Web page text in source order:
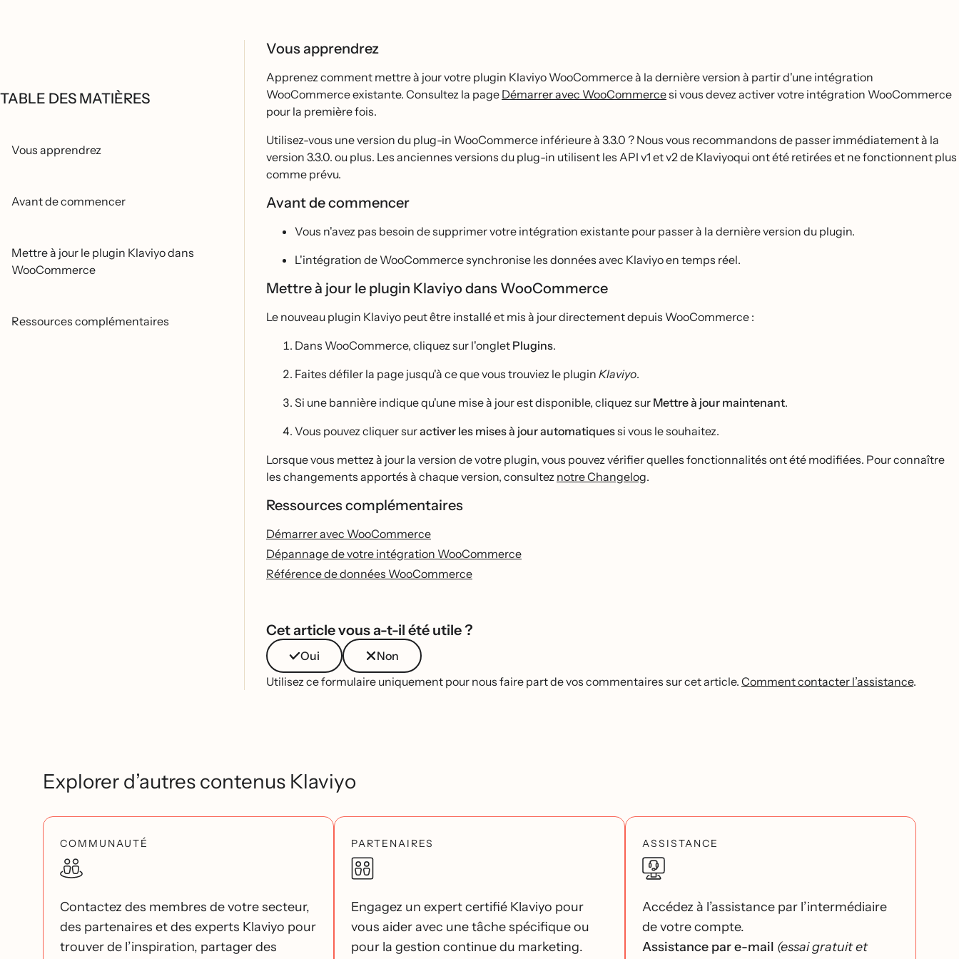
TABLE DES MATIÈRES
Vous apprendrez
Avant de commencer
Mettre à jour le plugin Klaviyo dans
WooCommerce
Ressources complémentaires
Vous apprendrez
Apprenez comment mettre à jour votre plugin Klaviyo WooCommerce à la dernière version à partir d'une intégration
WooCommerce existante. Consultez la page Démarrer avec WooCommercesi vous devez activer votre intégration WooCommerce
pour la première fois.
Utilisez-vous une version du plug-in WooCommerce inférieure à 3.3.0 ? Nous vous recommandons de passer immédiatement à la
version 3.3.0. ou plus. Les anciennes versions du plug-in utilisent les API v1 et v2 de Klaviyoqui ont été retirées et ne fonctionnent plus
comme prévu.
Avant de commencer
Vous n'avez pas besoin de supprimer votre intégration existante pour passer à la dernière version du plugin.
L'intégration de WooCommerce synchronise les données avec Klaviyo en temps réel.
Mettre à jour le plugin Klaviyo dans WooCommerce
Le nouveau plugin Klaviyo peut être installé et mis à jour directement depuis WooCommerce :
Dans WooCommerce, cliquez sur l'onglet Plugins.
Faites défiler la page jusqu'à ce que vous trouviez le plugin Klaviyo.
Si une bannière indique qu'une mise à jour est disponible, cliquez sur Mettre à jour maintenant.
Vous pouvez cliquer suractiver les mises à jour automatiquessi vous le souhaitez.
Lorsque vous mettez à jour la version de votre plugin, vous pouvez vérifier quelles fonctionnalités ont été modifiées. Pour connaître
les changements apportés à chaque version, consultez notre Changelog.
Ressources complémentaires
Démarrer avec WooCommerce
Dépannage de votre intégration WooCommerce
Référence de données WooCommerce
Cet article vous a-t-il été utile ?
Oui
Non
Utilisez ce formulaire uniquement pour nous faire part de vos commentaires sur cet article. Comment contacter l’assistance.
Explorer d’autres contenus Klaviyo
COMMUNAUTÉ
Contactez des membres de votre secteur,
des partenaires et des experts Klaviyo pour
trouver de l’inspiration, partager des
PARTENAIRES
Engagez un expert certifié Klaviyo pour
vous aider avec une tâche spécifique ou
pour la gestion continue du marketing.
ASSISTANCE
Accédez à l’assistance par l’intermédiaire
de votre compte.
Assistance par e-mail (essai gratuit et